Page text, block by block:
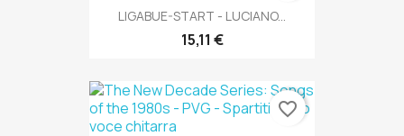
LIGABUE-START - LUCIANO...
15,11 €
favorite_border